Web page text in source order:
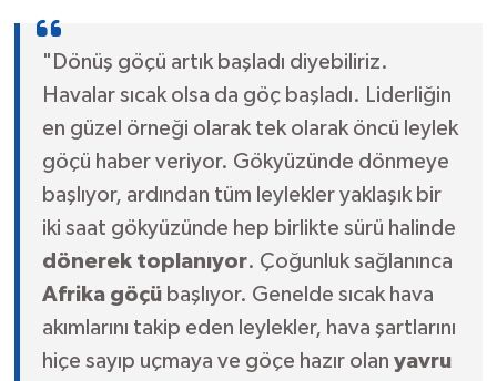
"Dönüş göçü artık başladı diyebiliriz.
Havalar sıcak olsa da göç başladı. Liderliğin
en güzel örneği olarak tek olarak öncü leylek
göçü haber veriyor. Gökyüzünde dönmeye
başlıyor, ardından tüm leylekler yaklaşık bir
iki saat gökyüzünde hep birlikte sürü halinde
dönerek toplanıyor. Çoğunluk sağlanınca
Afrika göçübaşlıyor. Genelde sıcak hava
akımlarını takip eden leylekler, hava şartlarını
hiçe sayıp uçmaya ve göçe hazır olan yavru